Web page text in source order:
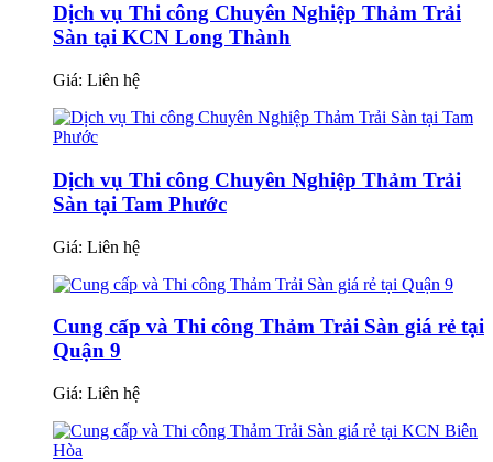
Dịch vụ Thi công Chuyên Nghiệp Thảm Trải
Sàn tại KCN Long Thành
Giá: Liên hệ
Dịch vụ Thi công Chuyên Nghiệp Thảm Trải
Sàn tại Tam Phước
Giá: Liên hệ
Cung cấp và Thi công Thảm Trải Sàn giá rẻ tại
Quận 9
Giá: Liên hệ